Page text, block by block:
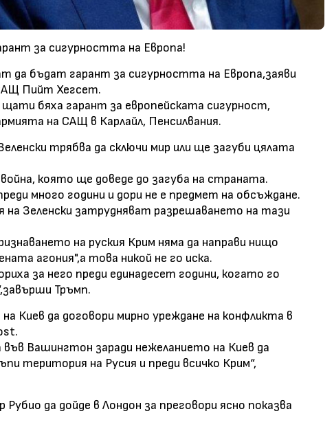
за сигурността на Европа!
да бъдат гарант за сигурността на Европа,заяви
Пийт Хегсет.
бяха гарант за европейската сигурност,
на САЩ в Карлайл, Пенсилвания.
трябва да сключи мир или ще загуби цялата
война, която ще доведе до загуба на страната.
много години и дори не е предмет на обсъждане.
на Зеленски затрудняват разрешаването на тази
на руския Крим няма да направи нищо
агония",а това никой не го иска.
за него преди единадесет години, когато го
Тръмп.
Киев да договори мирно уреждане на конфликта в
във Вашингтон заради нежеланието на Киев да
територия на Русия и преди всичко Крим“,
да дойде в Лондон за преговори ясно показва